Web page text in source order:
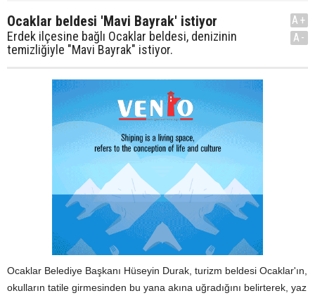
Ocaklar beldesi 'Mavi Bayrak' istiyor
Erdek ilçesine bağlı Ocaklar beldesi, denizinin
temizliğiyle "Mavi Bayrak" istiyor.
A+
A-
Ocaklar Belediye Başkanı Hüseyin Durak, turizm beldesi Ocaklar'ın,
okulların tatile girmesinden bu yana akına uğradığını belirterek, yaz